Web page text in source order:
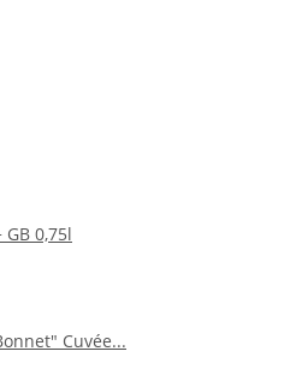
0,75l